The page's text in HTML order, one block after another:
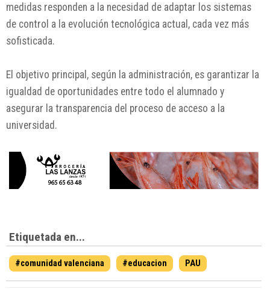
medidas responden a la necesidad de adaptar los sistemas
de control a la evolución tecnológica actual, cada vez más
sofisticada.
El objetivo principal, según la administración, es garantizar la
igualdad de oportunidades entre todo el alumnado y
asegurar la transparencia del proceso de acceso a la
universidad.
Etiquetada en...
#comunidad valenciana #educacion PAU